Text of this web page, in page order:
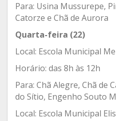
Para: Usina Mussurepe,
Catorze e Chã de Aurora
Quarta-feira (22)
Local: Escola Municipal
Horário: das 8h às 12h
Para: Chã Alegre, Chã de
do Sítio, Engenho Souto
Local: Escola Municipal